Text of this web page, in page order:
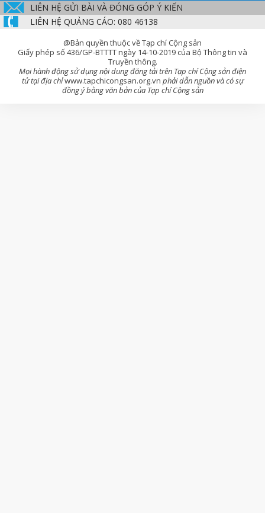
LIÊN HỆ GỬI BÀI VÀ ĐÓNG GÓP Ý KIẾN
LIÊN HỆ QUẢNG CÁO: 080 46138
@Bản quyền thuộc về Tạp chí Cộng sản
Giấy phép số 436/GP-BTTTT ngày 14-10-2019 của Bộ Thông tin và
Truyền thông.
Mọi hành động sử dụng nội dung đăng tải trên Tạp chí Cộng sản điện
tử tại địa chỉwww.tapchicongsan.org.vn phải dẫn nguồn và có sự
đồng ý bằng văn bản của Tạp chí Cộng sản